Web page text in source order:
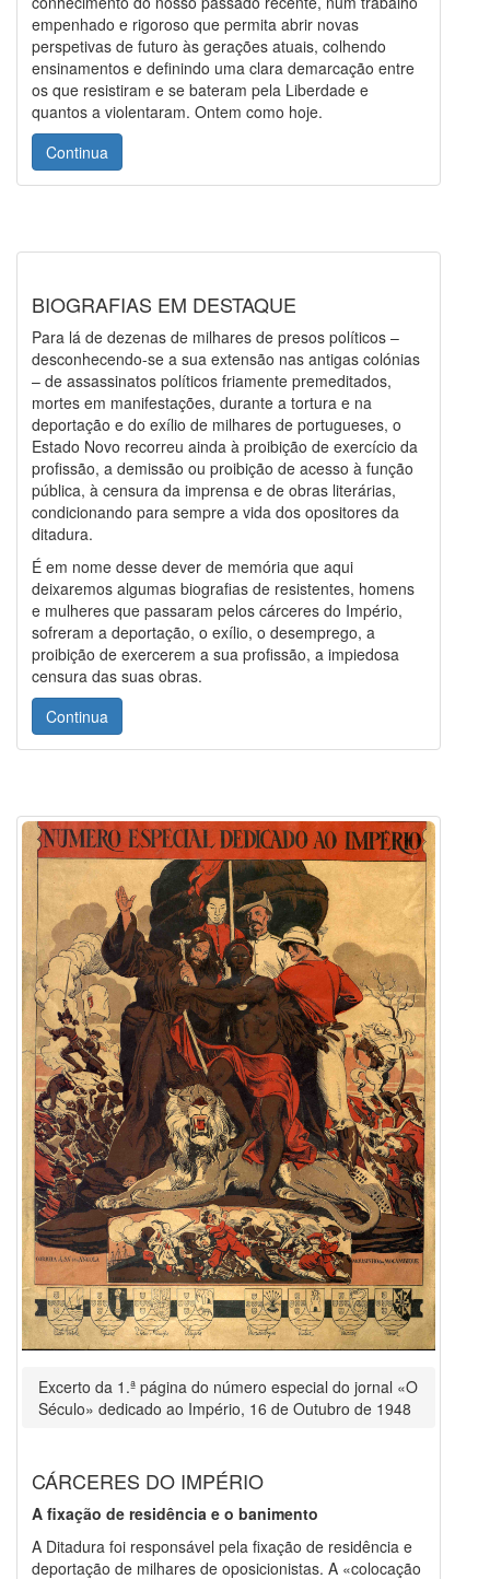
empenhado e rigoroso que permita abrir novas
perspetivas de futuro às gerações atuais, colhendo
ensinamentos e definindo uma clara demarcação entre
os que resistiram e se bateram pela Liberdade e
quantos a violentaram. Ontem como hoje.
Continua
BIOGRAFIAS EM DESTAQUE
Para lá de dezenas de milhares de presos políticos –
desconhecendo-se a sua extensão nas antigas colónias
– de assassinatos políticos friamente premeditados,
mortes em manifestações, durante a tortura e na
deportação e do exílio de milhares de portugueses, o
Estado Novo recorreu ainda à proibição de exercício da
profissão, a demissão ou proibição de acesso à função
pública, à censura da imprensa e de obras literárias,
condicionando para sempre a vida dos opositores da
ditadura.
É em nome desse dever de memória que aqui
deixaremos algumas biografias de resistentes, homens
e mulheres que passaram pelos cárceres do Império,
sofreram a deportação, o exílio, o desemprego, a
proibição de exercerem a sua profissão, a impiedosa
censura das suas obras.
Continua
Excerto da 1.ª página do número especial do jornal «O
Século» dedicado ao Império, 16 de Outubro de 1948
CÁRCERES DO IMPÉRIO
A fixação de residência e o banimento
A Ditadura foi responsável pela fixação de residência e
deportação de milhares de oposicionistas. A «colocação